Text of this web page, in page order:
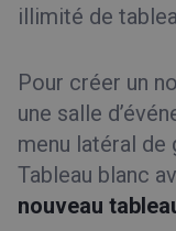
illimité de
Pour créer un
une salle
menu latéral de
Tableau blanc
nouveau